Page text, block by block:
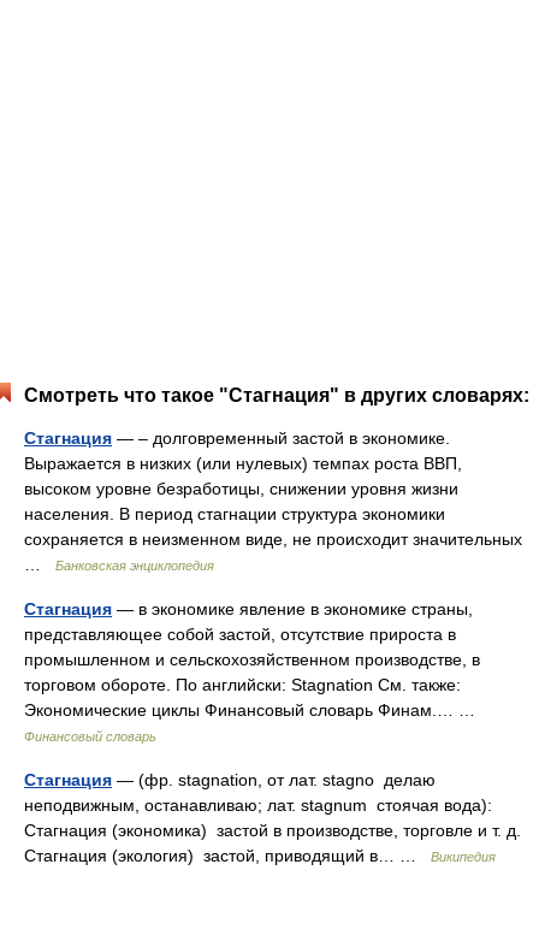
Смотреть что такое "Стагнация" в других словарях:
Стагнация — – долговременный застой в экономике.
Выражается в низких (или нулевых) темпах роста ВВП,
высоком уровне безработицы, снижении уровня жизни
населения. В период стагнации структура экономики
сохраняется в неизменном виде, не происходит значительных
Банковская энциклопедия
Стагнация — в экономике явление в экономике страны,
представляющее собой застой, отсутствие прироста в
промышленном и сельскохозяйственном производстве, в
торговом обороте. По английски: Stagnation См. также:
Экономические циклы Финансовый словарь Финам.… …
Финансовый словарь
Стагнация — (фр. stagnation, от лат. stagno делаю
неподвижным, останавливаю; лат. stagnum стоячая вода):
Стагнация (экономика) застой в производстве, торговле и т. д.
Стагнация (экология) застой, приводящий в… …
Википедия